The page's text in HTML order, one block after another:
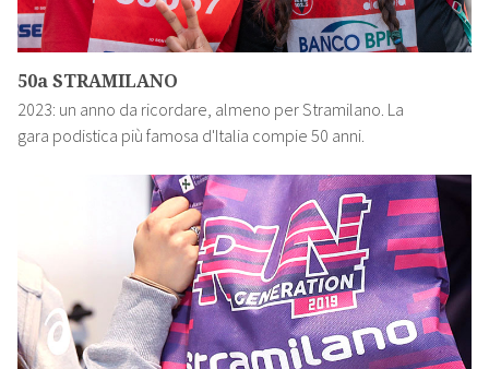
50a STRAMILANO
2023: un anno da ricordare, almeno per Stramilano. La
gara podistica più famosa d'Italia compie 50 anni.